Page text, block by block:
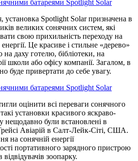
установка Spotlight Solar призначена в
великих сонячних систем, які
свою прихильність переходу на
Це красиве і стильне «дерево»
даху готелю, бібліотеки, на
школи або офісу компанії. Загалом, в
буде привертати до себе увагу.
оцінити всі переваги сонячного
установки красивого яскраво-
нещодавно були встановлені в
Авіарій в Салт-Лейк-Сіті, США.
на сонячній енергії
портативного зарядного пристрою
зоопарку.